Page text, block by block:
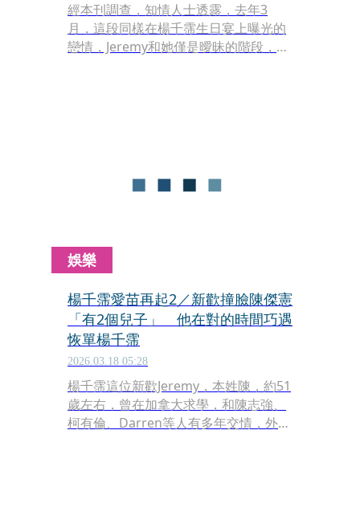
經本刊調查，知情人士透露，去年3
月，這段同樣在楊千霈生日宴上曝光的
戀情，Jeremy和她僅是曖昧的階段，並
娛樂
楊千霈愛苗再起2／新歡撞臉陳傑憲
「有2個兒子」 他在對的時間巧遇
恢單楊千霈
2026.03.18 05:28
楊千霈這位新歡Jeremy，本姓陳，約51
歲左右，曾在加拿大求學，和陳志強、
柯有倫、Darren等人有多年交情，外型